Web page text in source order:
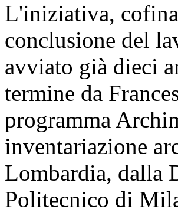
L'iniziativa,
conclusione del
avviato già dieci
termine da
programma
inventariazione
Lombardia, dalla
Politecnico di